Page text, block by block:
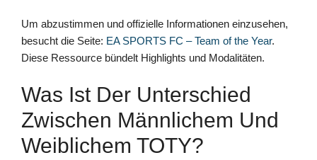
Um abzustimmen und offizielle Informationen einzusehen,
besucht die Seite: EA SPORTS FC – Team of the Year.
Diese Ressource bündelt Highlights und Modalitäten.
Was Ist Der Unterschied
Zwischen Männlichem Und
Weiblichem TOTY?